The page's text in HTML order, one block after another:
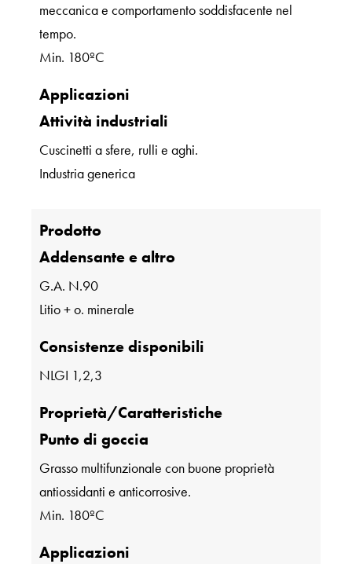
meccanica e comportamento soddisfacente nel
tempo.
Min. 180ºC
Applicazioni
Attività industriali
Cuscinetti a sfere, rulli e aghi.
Industria generica
Prodotto
Addensante e altro
G.A. N.90
Litio + o. minerale
Consistenze disponibili
NLGI 1,2,3
Proprietà/Caratteristiche
Punto di goccia
Grasso multifunzionale con buone proprietà
antiossidanti e anticorrosive.
Min. 180ºC
Applicazioni